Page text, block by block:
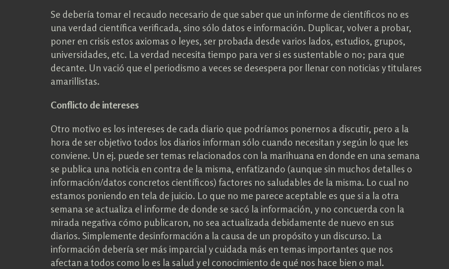
Se debería tomar el recaudo necesario de que saber que un informe de científicos no es
una verdad científica verificada, sino sólo datos e información. Duplicar, volver a probar,
poner en crisis estos axiomas o leyes, ser probada desde varios lados, estudios, grupos,
universidades, etc. La verdad necesita tiempo para ver si es sustentable o no; para que
decante. Un vació que el periodismo a veces se desespera por llenar con noticias y titulares
amarillistas.
Conflicto de intereses
Otro motivo es los intereses de cada diario que podríamos ponernos a discutir, pero a la
hora de ser objetivo todos los diarios informan sólo cuando necesitan y según lo que les
conviene. Un ej. puede ser temas relacionados con la marihuana en donde en una semana
se publica una noticia en contra de la misma, enfatizando (aunque sin muchos detalles o
información/datos concretos científicos) factores no saludables de la misma. Lo cual no
estamos poniendo en tela de juicio. Lo que no me parece aceptable es que si a la otra
semana se actualiza el informe de donde se sacó la información, y no concuerda con la
mirada negativa cómo publicaron, no sea actualizada debidamente de nuevo en sus
diarios. Simplemente desinformación a la causa de un propósito y un discurso. La
información debería ser más imparcial y cuidada más en temas importantes que nos
afectan a todos como lo es la salud y el conocimiento de qué nos hace bien o mal.